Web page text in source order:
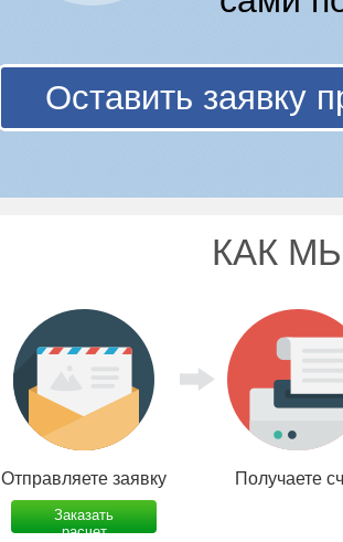
Оставить заявку
КАК
Отправляете заявку
Заказать
расчет
Получаете